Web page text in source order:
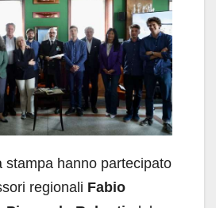
stampa hanno partecipato
regionali Fabio